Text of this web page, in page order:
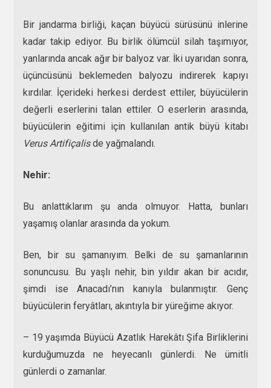
Bir jandarma birliği, kaçan büyücü sürüsünü inlerine
kadar takip ediyor. Bu birlik ölümcül silah taşımıyor,
yanlarında ancak ağır bir balyoz var. İki uyarıdan sonra,
üçüncüsünü beklemeden balyozu indirerek kapıyı
kırdılar. İçerideki herkesi derdest ettiler, büyücülerin
değerli eserlerini talan ettiler. O eserlerin arasında,
büyücülerin eğitimi için kullanılan antik büyü kitabı
Verus Artifiçalisde yağmalandı.
Nehir:
Bu anlattıklarım şu anda olmuyor. Hatta, bunları
yaşamış olanlar arasında da yokum.
Ben, bir su şamanıyım. Belki de su şamanlarının
sonuncusu. Bu yaşlı nehir, bin yıldır akan bir acıdır,
şimdi ise Anacadı’nın kanıyla bulanmıştır. Genç
büyücülerin feryâtları, akıntıyla bir yüreğime akıyor.
– 19 yaşımda Büyücü Azatlık Harekâtı Şifa Birliklerini
kurduğumuzda ne heyecanlı günlerdi. Ne ümitli
günlerdi o zamanlar.